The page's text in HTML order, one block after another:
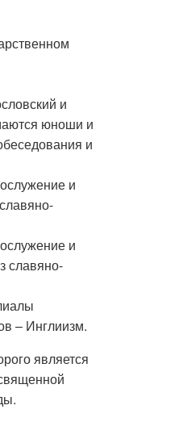
и
юноши и
и
и
и
славяно-
– Инглиизм.
является